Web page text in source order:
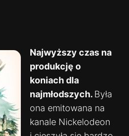
Najwyższy czas na
produkcję o
koniach dla
najmłodszych. Była
ona emitowana na
kanale Nickelodeon